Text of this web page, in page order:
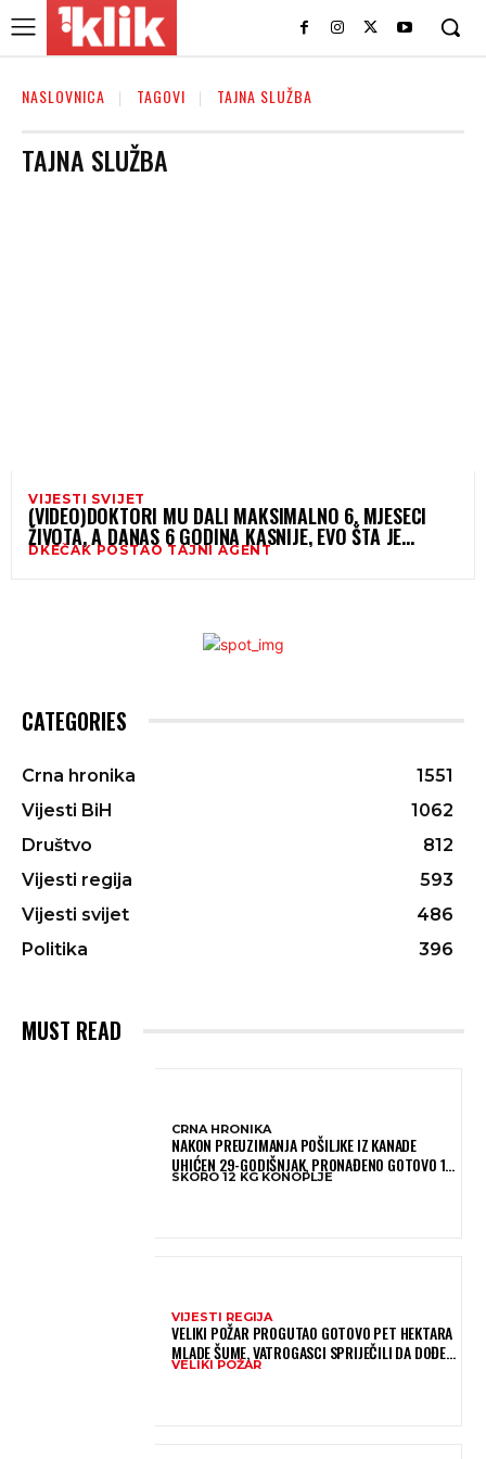
NASLOVNICA TAGOVI TAJNA SLUŽBA
TAJNA SLUŽBA
VIJESTI SVIJET
(VIDEO)DOKTORI MU DALI MAKSIMALNO 6. MJESECI
ŽIVOTA, A DANAS 6 GODINA KASNIJE, EVO ŠTA JE
POSTAO !
DKEČAK POSTAO TAJNI AGENT
CATEGORIES
Crna hronika
1551
Vijesti BiH
1062
Društvo
812
Vijesti regija
593
Vijesti svijet
486
Politika
396
MUST READ
CRNA HRONIKA
NAKON PREUZIMANJA POŠILJKE IZ KANADE
UHIĆEN 29-GODIŠNJAK, PRONAĐENO GOTOVO 12
KILOGRAMA KONOPLJE
SKORO 12 KG KONOPLJE
VIJESTI REGIJA
VELIKI POŽAR PROGUTAO GOTOVO PET HEKTARA
MLADE ŠUME, VATROGASCI SPRIJEČILI DA DOĐE
DO JOŠ VEĆE KATASTROFE
VELIKI POŽAR